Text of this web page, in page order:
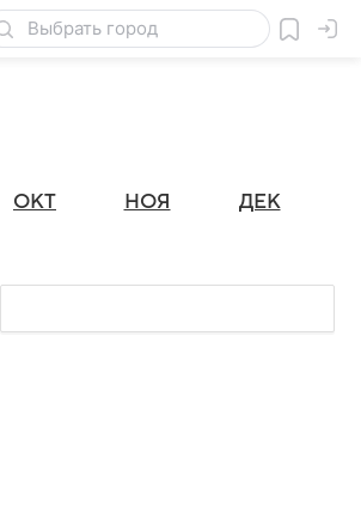
для дачи
ОКТ НОЯ ДЕК